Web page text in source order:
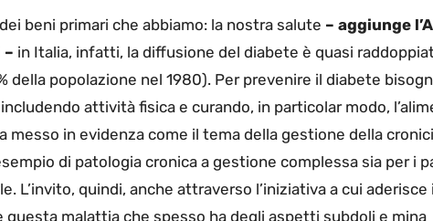
beni primari che abbiamo: la nostra salute – aggiunge
– in Italia, infatti, la diffusione del diabete è quasi
della popolazione nel 1980). Per prevenire il diabete
attività fisica e curando, in particolar modo,
messo in evidenza come il tema della gestione della
di patologia cronica a gestione complessa sia per i
L’invito, quindi, anche attraverso l’iniziativa a cui aderisce
malattia che spesso ha degli aspetti subdoli e mina